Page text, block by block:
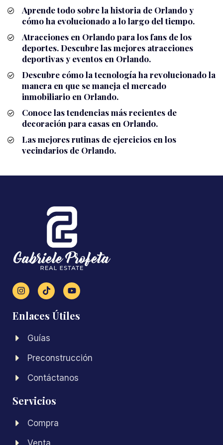
Aprende todo sobre la historia de Orlando y
cómo ha evolucionado a lo largo del tiempo.
Atracciones en Orlando para los fans de los
deportes. Descubre las mejores atracciones
deportivas y eventos en Orlando.
Descubre cómo la tecnología ha revolucionado la
manera en que se maneja el mercado
inmobiliario en Orlando.
Conoce las tendencias más recientes de
decoración para casas en Orlando.
Las mejores rutinas de ejercicios en los
vecindarios de Orlando.
Enlaces Útiles
Guías
Preconstrucción
Contáctanos
Servicios
Compra
Venta